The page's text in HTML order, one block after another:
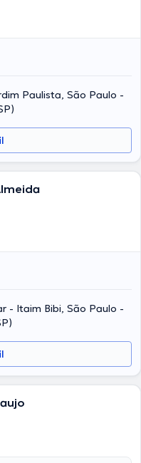
Paulista, São Paulo -
- Itaim Bibi, São Paulo -